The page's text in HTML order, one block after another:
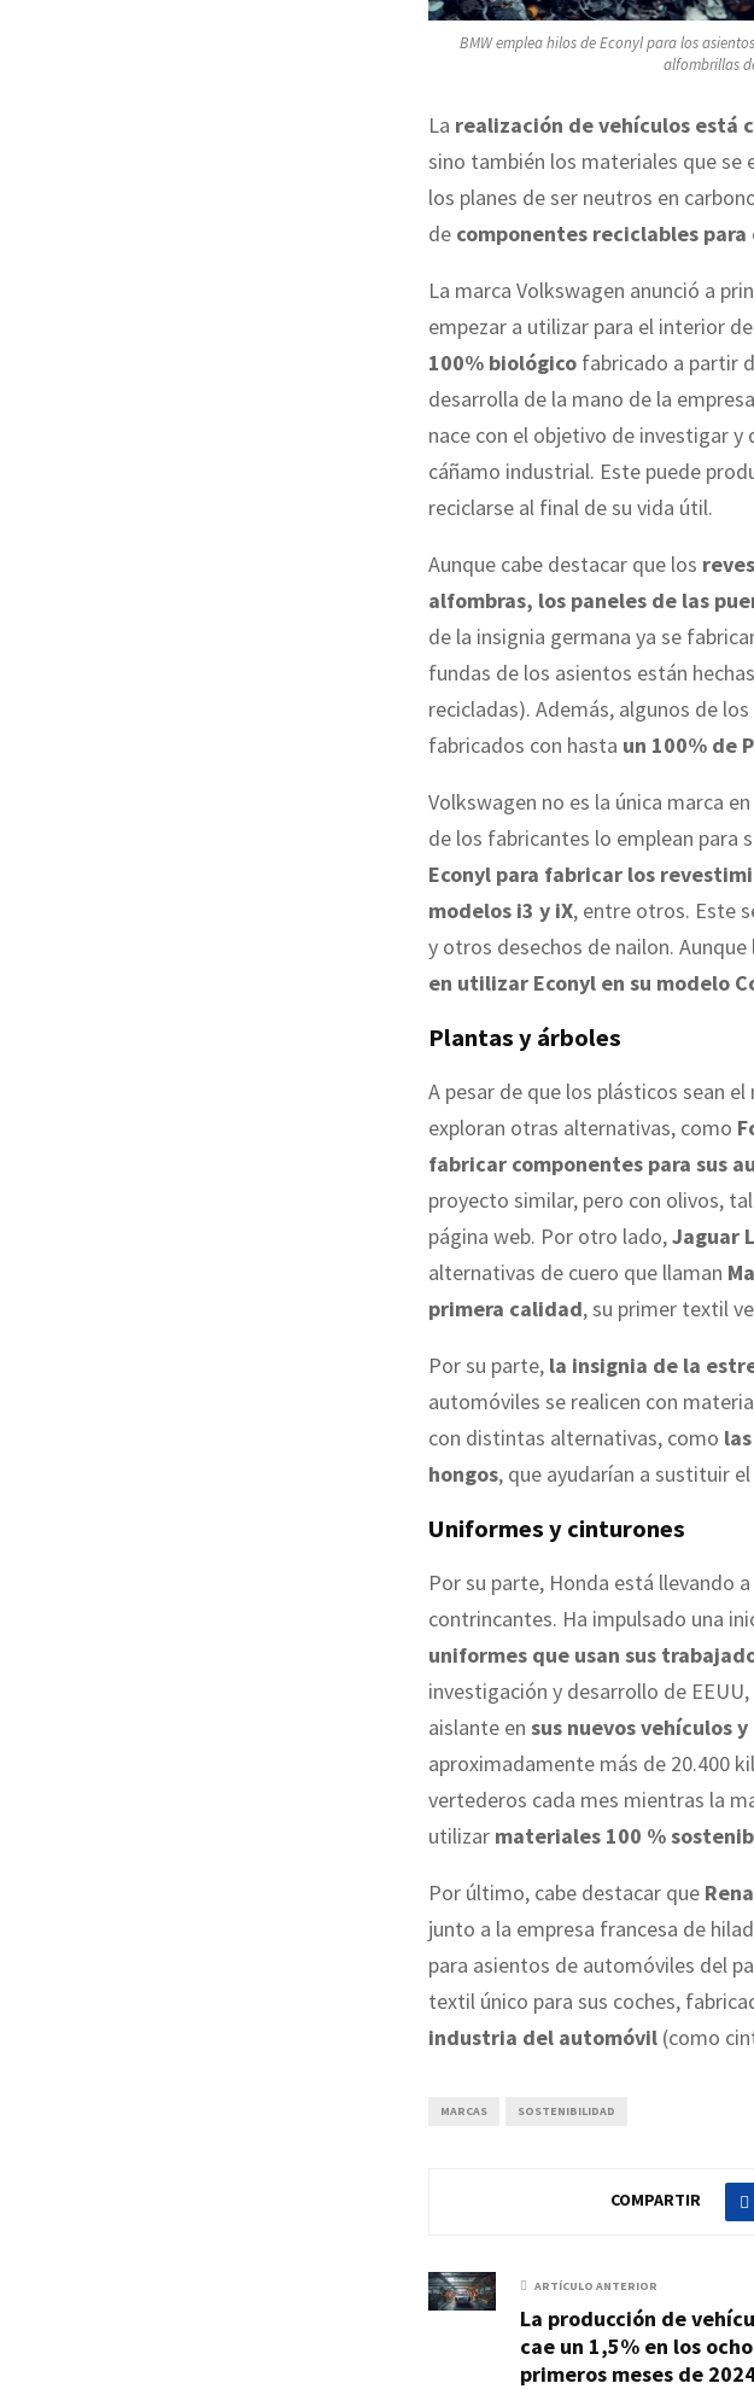
BMW emplea hilos de Econyl para los
alfombrillas
La realización de vehículos está
sino también los materiales que se
los planes de ser neutros en
de componentes reciclables para
La marca Volkswagen anunció a
empezar a utilizar para el interior
100% biológico fabricado a partir
desarrolla de la mano de la
nace con el objetivo de investigar
cáñamo industrial. Este puede
reciclarse al final de su vida útil.
Aunque cabe destacar que los
alfombras, los paneles de las
de la insignia germana ya se
fundas de los asientos están
recicladas). Además, algunos de
fabricados con hasta un 100% de
Volkswagen no es la única marca
de los fabricantes lo emplean para
Econyl para fabricar los
modelos i3 y iX, entre otros. Este
y otros desechos de nailon.
en utilizar Econyl en su modelo
Plantas y árboles
A pesar de que los plásticos sean
exploran otras alternativas, como
fabricar componentes para sus
proyecto similar, pero con olivos,
página web. Por otro lado,Jaguar
alternativas de cuero que llaman
primera calidad, su primer textil
Por su parte, la insignia de la
automóviles se realicen con
con distintas alternativas, como
hongos, que ayudarían a sustituir
Uniformes y cinturones
Por su parte, Honda está llevando
contrincantes. Ha impulsado una
uniformes que usan sus
investigación y desarrollo de
aislante en sus nuevos vehículos y
aproximadamente más de 20.400
vertederos cada mes mientras la
utilizar materiales 100 %
Por último, cabe destacar que
junto a la empresa francesa de
para asientos de automóviles del
textil único para sus coches,
industria del automóvil (como
MARCAS SOSTENIBILIDAD
COMPARTIR
ARTÍCULO ANTERIOR
La producción de
cae un 1,5% en los ocho
primeros meses de